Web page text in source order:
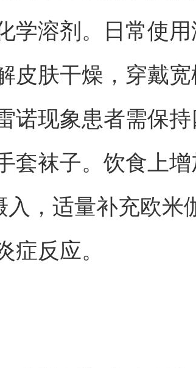
学溶剂。日常使
皮肤干燥，穿戴
诺现象患者需保持
套袜子。饮食上
入，适量补充欧米
症反应。